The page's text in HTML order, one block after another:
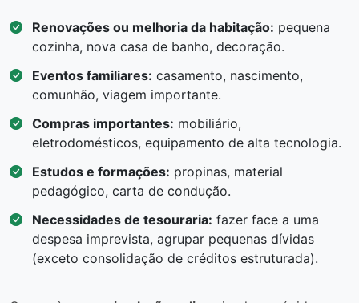
Renovações ou melhoria da habitação: pequena
cozinha, nova casa de banho, decoração.
Eventos familiares: casamento, nascimento,
comunhão, viagem importante.
Compras importantes: mobiliário,
eletrodomésticos, equipamento de alta tecnologia.
Estudos e formações: propinas, material
pedagógico, carta de condução.
Necessidades de tesouraria: fazer face a uma
despesa imprevista, agrupar pequenas dívidas
(exceto consolidação de créditos estruturada).